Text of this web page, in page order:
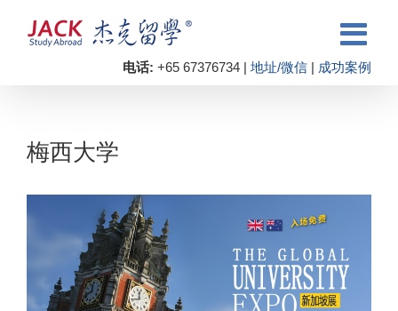
电话: +65 67376734 | 地址/微信 | 成功案例
梅西大学